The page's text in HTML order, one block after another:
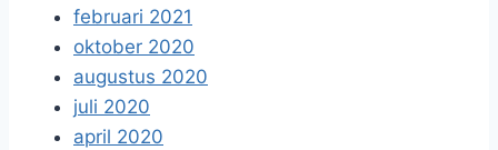
februari 2021
oktober 2020
augustus 2020
juli 2020
april 2020